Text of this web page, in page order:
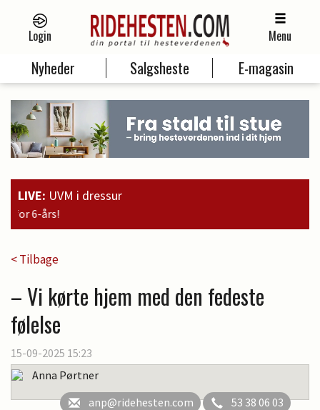
Login Menu
Nyheder Salgsheste E-magasin
LIVE: UVM i dressur
< Tilbage
– Vi kørte hjem med den fedeste
følelse
15-09-2025 15:23
Anna Pørtner
anp@ridehesten.com
53 38 06 03